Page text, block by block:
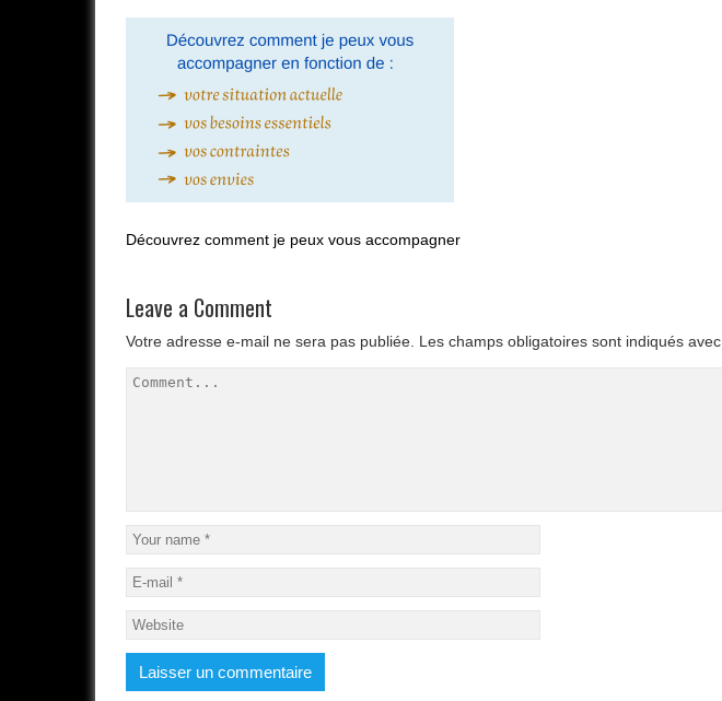
Découvrez comment je peux vous accompagner
Leave a Comment
Votre adresse e-mail ne sera pas publiée. Les champs obligatoires sont indiqués avec